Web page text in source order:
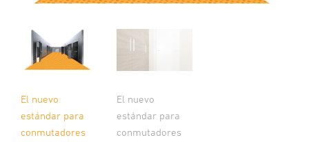
El nuevo
estándar para
conmutadores
El nuevo
estándar para
conmutadores